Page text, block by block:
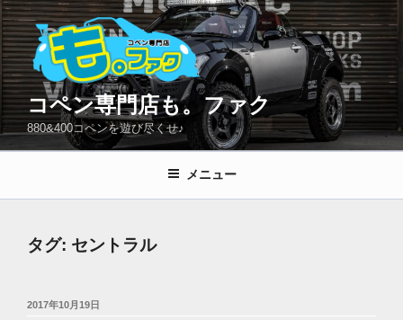
コ
ン
テ
ン
ツ
へ
ス
プ
コペン専門店も。ファク
880&400コペンを遊び尽くせ♪
メニュー
タグ: セントラル
投
2017年10月19日